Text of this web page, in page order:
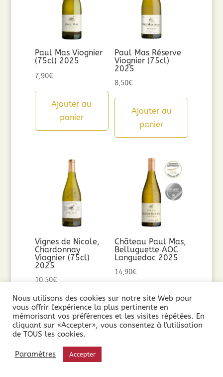
Paul Mas Viognier
(75cl) 2025
7,90€
Ajouter au
panier
Paul Mas Réserve
Viognier (75cl)
2025
8,50€
Ajouter au
panier
Vignes de Nicole,
Chardonnay
Viognier (75cl)
2025
10,50€
Ajouter au
panier
Château Paul Mas,
Belluguette AOC
Languedoc 2025
14,90€
Ajouter au
panier
Nous utilisons des cookies sur notre site Web pour
vous offrir l'expérience la plus pertinente en
mémorisant vos préférences et les visites répétées. En
cliquant sur «Accepter», vous consentez à l'utilisation
de TOUS les cookies.
Paramètres Accepter